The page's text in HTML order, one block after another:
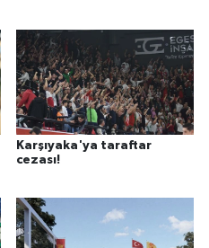
Karşıyaka'ya taraftar
cezası!